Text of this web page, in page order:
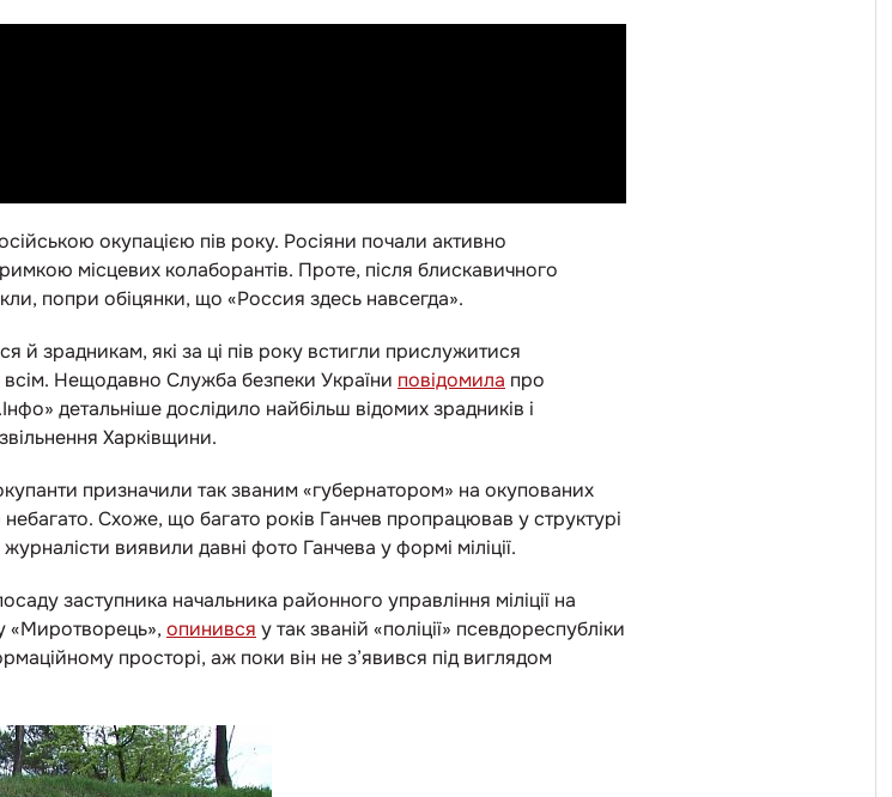
окупацією пів року. Росіяни почали активно
місцевих колаборантів. Проте, після блискавичного
попри обіцянки, що «Россия здесь навсегда».
й зрадникам, які за ці пів року встигли прислужитися
Нещодавно Служба безпеки України повідомила про
детальніше дослідило найбільш відомих зрадників і
Харківщини.
призначили так званим «губернатором» на окупованих
Схоже, що багато років Ганчев пропрацював у структурі
виявили давні фото Ганчева у формі міліції.
заступника начальника районного управління міліції на
«Миротворець», опинився у так званій «поліції» псевдореспубліки
просторі, аж поки він не з’явився під виглядом